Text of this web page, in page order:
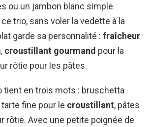
ou un jambon blanc simple
trio, sans voler la vedette à la
garde sa personnalité : fraîcheur
croustillant gourmand pour la
rôtie pour les pâtes.
tient en trois mots : bruschetta
tarte fine pour le croustillant, pâtes
rôtie. Avec une petite poignée de